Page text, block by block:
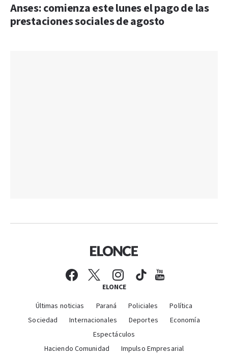
Anses: comienza este lunes el pago de las
prestaciones sociales de agosto
ELONCE
Últimas noticias Paraná Policiales
Política
Sociedad
Internacionales Deportes
Economía
Espectáculos
Haciendo Comunidad
Impulso Empresarial